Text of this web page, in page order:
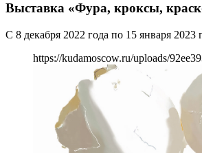
Выставка «Фура, кроксы,
С 8 декабря 2022 года по 15 января
https://kudamoscow.ru/uploads/